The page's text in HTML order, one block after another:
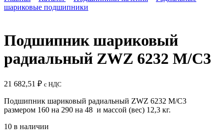
шариковые подшипники
Подшипник шариковый
радиальный ZWZ 6232 M/C3
21 682,51 ₽ с НДС
Подшипник шариковый радиальный ZWZ 6232 M/C3
размером 160 на 290 на 48 и массой (вес) 12,3 кг.
10 в наличии